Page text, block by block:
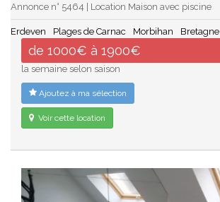
Annonce n° 5464 | Location Maison avec piscine
Erdeven Plages de Carnac Morbihan Bretagne
de 1000€ à 1900€
la semaine selon saison
Ajoutez à ma sélection
Voir cette location